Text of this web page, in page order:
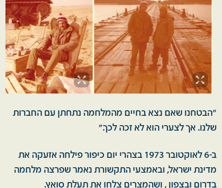
"הבטחנו שאם נצא בחיים מהמלחמה נתחתן עם החברות
שלנו. אך לצערי הוא לא זכה לכך."
ב-6 לאוקטובר 1973 בצהרי יום כיפור פילחה אזעקה את
מדינת ישראל, ובאמצעי התקשורת נאמר שפרצה מלחמה
בדרום ובצפון , ושהמצרים צלחו את תעלת סואץ.